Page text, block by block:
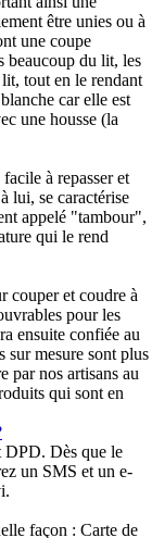
être unies ou à
une coupe
beaucoup du lit, les
tout en le rendant
car elle est
une housse (la
à repasser et
lui, se caractérise
appelé "tambour",
qui le rend
couper et coudre à
pour les
ensuite confiée au
sur mesure sont plus
par nos artisans au
qui sont en
DPD. Dès que le
un SMS et un e-
façon : Carte de